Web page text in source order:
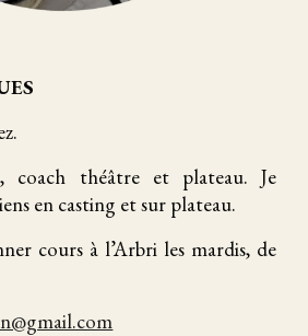
coach théâtre et plateau. Je
en casting et sur plateau.
cours à l’Arbri les mardis, de